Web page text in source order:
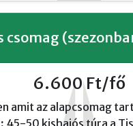
csomag
6.600 Ft/fő
amit az alapcsomag
45-50 kishajós túra a